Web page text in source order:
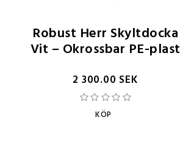
Robust Herr Skyltdocka
Vit – Okrossbar PE-plast
2 300.00 SEK
KÖP